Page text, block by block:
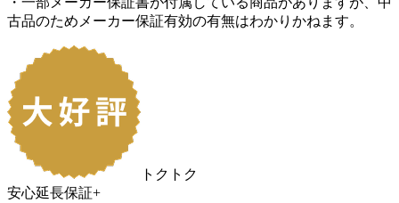
古品のためメーカー保証有効の有無はわかりかねます。
トクトク
安心延長保証+